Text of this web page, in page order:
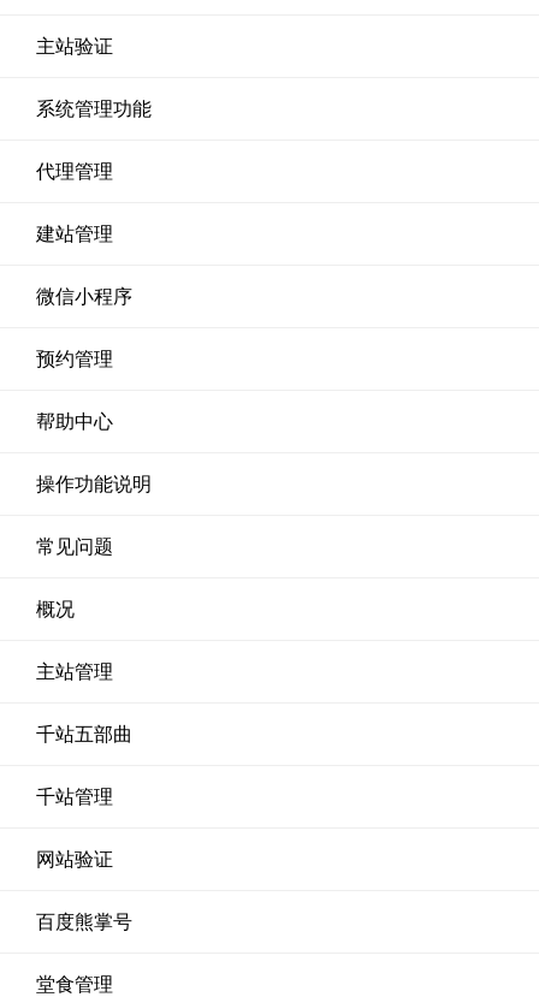
主站验证
系统管理功能
代理管理
建站管理
微信小程序
预约管理
帮助中心
操作功能说明
常见问题
概况
主站管理
千站五部曲
千站管理
网站验证
百度熊掌号
堂食管理